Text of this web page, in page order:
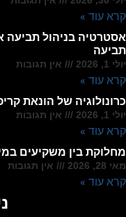
קרא עוד »
אסטרטיה בניהול תביעה
תביעה
יולי 1, 2026 אין תגובות
קרא עוד »
כרונולוגיה של הונאת
יולי 1, 2026 אין תגובות
קרא עוד »
מחלוקת בין משקיעים
מאי 28, 2026 אין תגובות
קרא עוד »